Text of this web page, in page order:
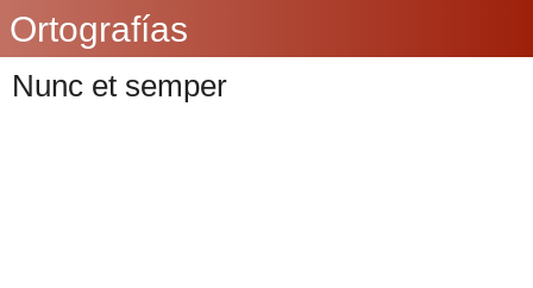
Ortografías
Nunc et semper